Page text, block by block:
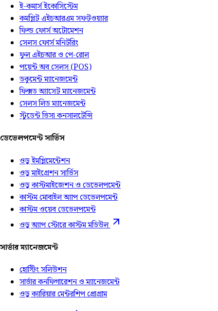
ই-কমার্স ইকোসিস্টেম
কমপ্লিট এইচআরএম সফটওয়্যার
ফিল্ড ফোর্স অটোমেশন
সেলস ফোর্স মনিটরিং
ফুল এইচআর ও পে-রোল
পয়েন্ট অব সেলস (POS)
ডকুমেন্ট ম্যানেজমেন্ট
ফিক্সড অ্যাসেট ম্যানেজমেন্ট
সেলস লিড ম্যানেজমেন্ট
স্টুডেন্ট ভিসা কনসালটেন্সি
ডেভেলপমেন্ট সার্ভিস
ওডু ইমপ্লিমেন্টেশন
ওডু মাইগ্রেশন সার্ভিস
ওডু কাস্টমাইজেশন ও ডেভেলপমেন্ট
কাস্টম মোবাইল অ্যাপ ডেভেলপমেন্ট
কাস্টম ওয়েব ডেভেলপমেন্ট
ওডু অ্যাপ স্টোরে কাস্টম মডিউল
সার্ভার ম্যানেজমেন্ট
হোস্টিং সলিউশন
সার্ভার কনফিগারেশন ও ম্যানেজমেন্ট
ওডু ক্যারিয়ার মেন্টরশিপ প্রোগ্রাম